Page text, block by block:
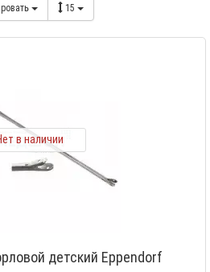
15
в наличии
детский Eppendorf